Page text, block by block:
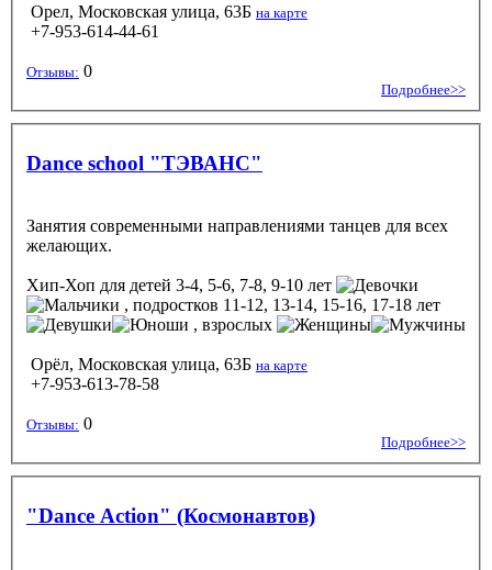
Орел, Московская улица, 63Б на карте
+7-953-614-44-61
Отзывы: 0
Подробнее>>
Dance school "ТЭВАНС"
Занятия современными направлениями танцев для всех
желающих.
Хип-Хоп для детей 3-4, 5-6, 7-8, 9-10 лет
, подростков 11-12, 13-14, 15-16, 17-18 лет
, взрослых
Орёл, Московская улица, 63Б на карте
+7-953-613-78-58
Отзывы: 0
Подробнее>>
"Dance Action" (Космонавтов)